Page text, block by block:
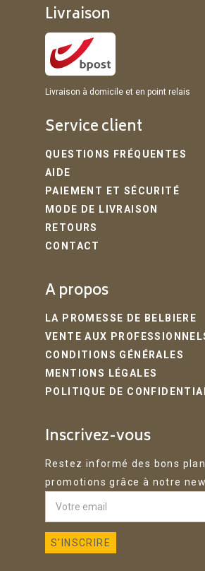
Livraison
Livraison à domicile et en point relais
Service client
QUESTIONS FRÉQUENTES
AIDE
PAIEMENT ET SÉCURITÉ
MODE DE LIVRAISON
RETOURS
CONTACT
A propos
LA PROMESSE DE BELBIERE
VENTE AUX
CONDITIONS GÉNÉRALES
MENTIONS LÉGALES
POLITIQUE DE
Inscrivez-vous
Restez informé des bons
promotions grâce à notre